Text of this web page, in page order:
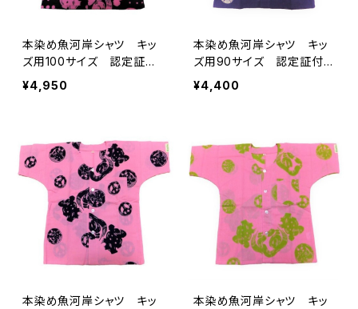
本染め魚河岸シャツ キッ
ズ用100サイズ 認定証付
き 木綿晒 星柄入り豆絞
り 黒×ピンク 子供用
仕立てシャツ てぬぐいシャ
ツ 濱いちシャツ 焼津
浜通り 港町
¥4,950
本染め魚河岸シャツ キッ
ズ用90サイズ 認定証付
き 木綿晒 平和柄 紫×
白 子供用 日本製 注染
ツ てぬぐいシャツ 濱い
ちシャツ 焼津 浜通り
港町
¥4,400
本染め魚河岸シャツ キッ
本染め魚河岸シャツ キッ